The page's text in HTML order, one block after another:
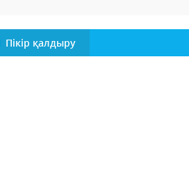
Пікір қалдыру